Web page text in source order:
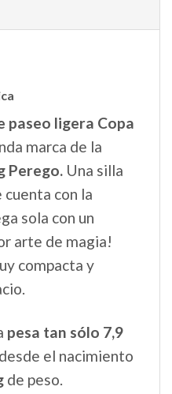
paseo ligera Copa
marca de la
Perego. Una silla
con la
sola con un
arte de magia!
compacta y
pesa tan sólo 7,9
el nacimiento
de peso.